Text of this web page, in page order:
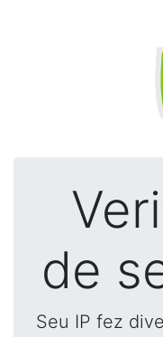
de
Seu IP fez